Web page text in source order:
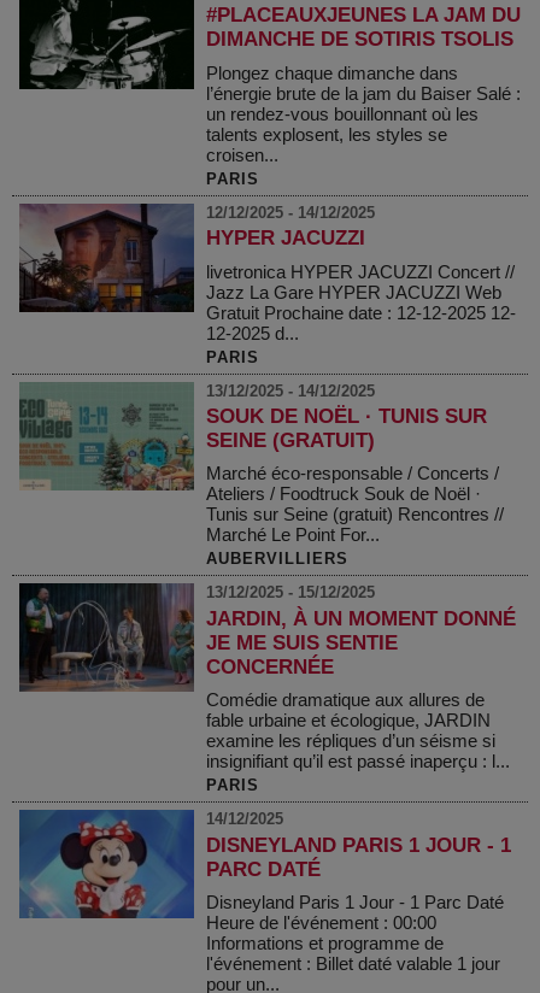
#PLACEAUXJEUNES LA JAM DU
DIMANCHE DE SOTIRIS TSOLIS
Plongez chaque dimanche dans
l’énergie brute de la jam du Baiser Salé :
un rendez-vous bouillonnant où les
talents explosent, les styles se
croisen...
PARIS
12/12/2025 - 14/12/2025
HYPER JACUZZI
livetronica HYPER JACUZZI Concert //
Jazz La Gare HYPER JACUZZI Web
Gratuit Prochaine date : 12-12-2025 12-
12-2025 d...
PARIS
13/12/2025 - 14/12/2025
SOUK DE NOËL · TUNIS SUR
SEINE (GRATUIT)
Marché éco-responsable / Concerts /
Ateliers / Foodtruck Souk de Noël ·
Tunis sur Seine (gratuit) Rencontres //
Marché Le Point For...
AUBERVILLIERS
13/12/2025 - 15/12/2025
JARDIN, À UN MOMENT DONNÉ
JE ME SUIS SENTIE
CONCERNÉE
Comédie dramatique aux allures de
fable urbaine et écologique, JARDIN
examine les répliques d’un séisme si
insignifiant qu’il est passé inaperçu : l...
PARIS
14/12/2025
DISNEYLAND PARIS 1 JOUR - 1
PARC DATÉ
Disneyland Paris 1 Jour - 1 Parc Daté
Heure de l'événement : 00:00
Informations et programme de
l'événement : Billet daté valable 1 jour
pour un...